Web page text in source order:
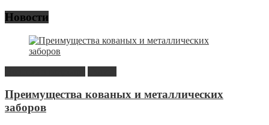
Новости
Преимущества кованых и металлических
заборов